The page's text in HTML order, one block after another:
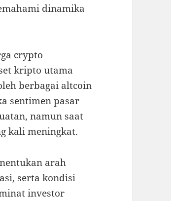
dinamika
crypto
kripto utama
berbagai altcoin
sentimen pasar
namun saat
kali meningkat.
arah
serta kondisi
investor